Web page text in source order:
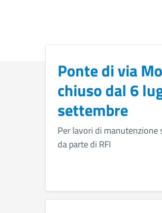
Ponte di via
chiuso dal 6
settembre
Per lavori di manutenzione
da parte di RFI